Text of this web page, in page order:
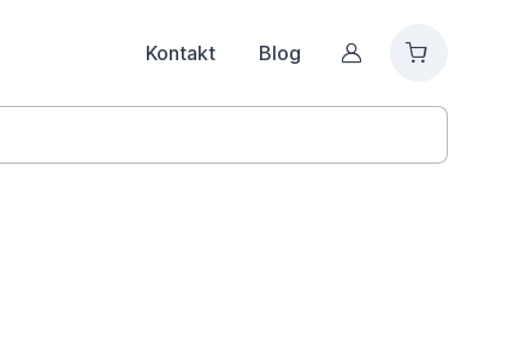
Kontakt Blog Můj účet